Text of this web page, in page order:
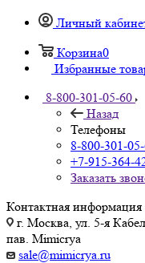
Личный
Корзина0
Избранные
8-800-301-05-60
Назад
Телефоны
8-800-301-
+7-915-364-
Заказать
Контактная информация
г. Москва, ул. 5-я
пав. Mimicrya
sale@mimicrya.ru